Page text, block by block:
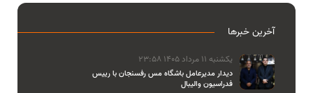
آخرین خبرها
یکشنبه 11 مرداد 1405 23:58
دیدار مدیرعامل باشگاه مس رفسنجان با رییس
فدراسیون والیبال